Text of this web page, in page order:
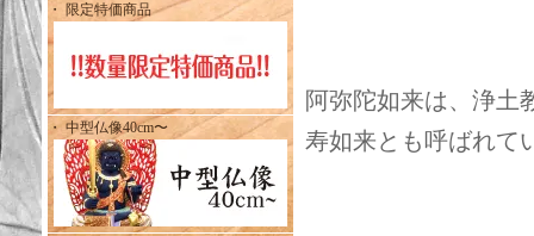
・ 限定特価商品
・ 中型仏像40cm〜
阿弥陀如来は、浄土
寿如来とも呼ばれて